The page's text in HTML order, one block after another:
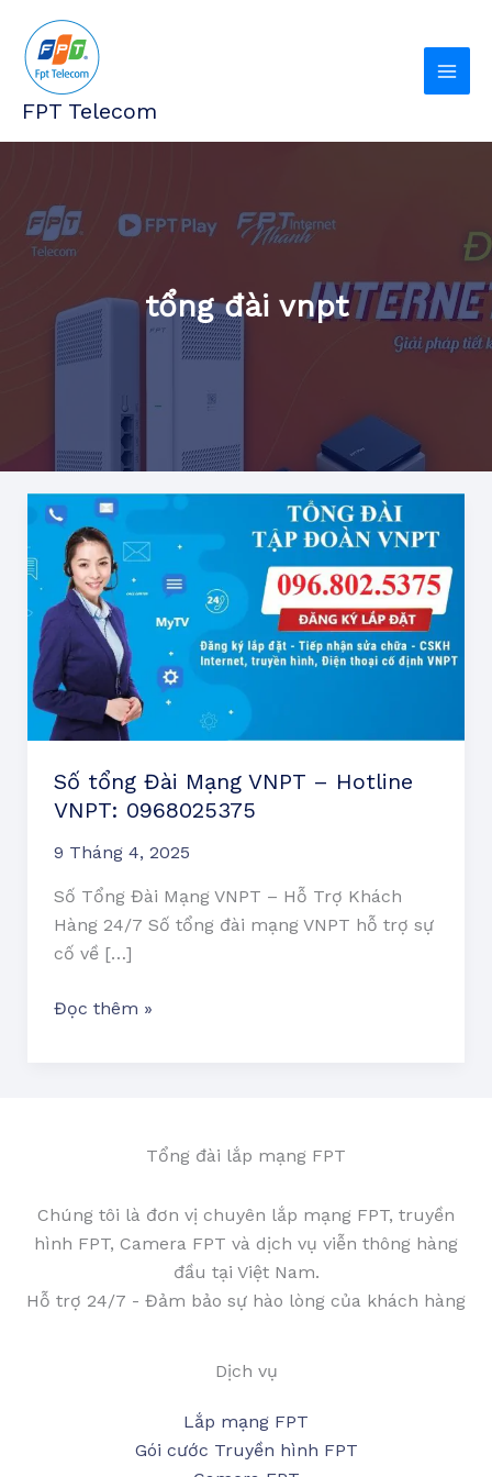
FPT Telecom
tổng đài vnpt
Số tổng Đài Mạng VNPT – Hotline
VNPT: 0968025375
9 Tháng 4, 2025
Số Tổng Đài Mạng VNPT – Hỗ Trợ Khách
Hàng 24/7 Số tổng đài mạng VNPT hỗ trợ sự
cố về […]
Số
tổng
Đài
Mạng
VNPT
–
Hotline
VNPT:
0968025375
Đọc thêm »
Tổng đài lắp mạng FPT
Chúng tôi là đơn vị chuyên lắp mạng FPT, truyền
hình FPT, Camera FPT và dịch vụ viễn thông hàng
đầu tại Việt Nam.
Hỗ trợ 24/7 - Đảm bảo sự hào lòng của khách hàng
Dịch vụ
Lắp mạng FPT
Gói cước Truyền hình FPT